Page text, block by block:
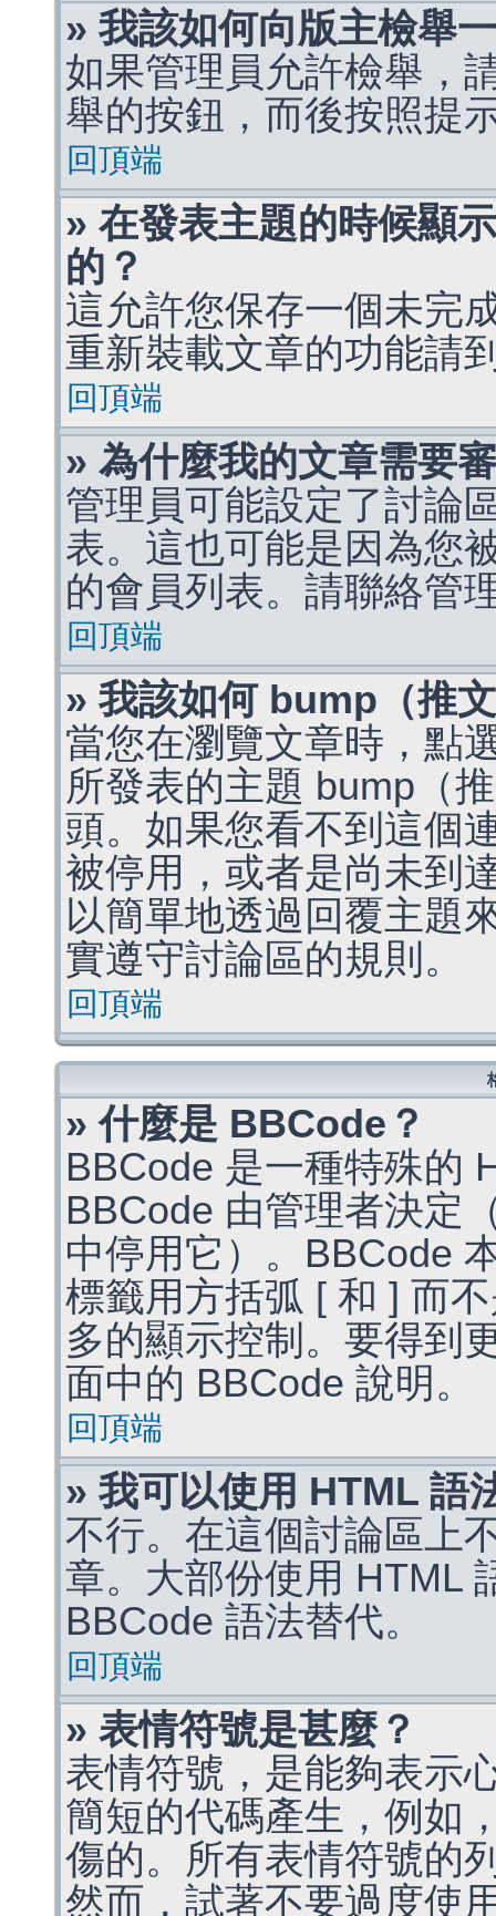
» 我該如何向版主檢舉
如果管理員允許檢舉，
舉的按鈕，而後按照提
回頂端
» 在發表主題的時候顯
的？
這允許您保存一個未完
重新裝載文章的功能請
回頂端
» 為什麼我的文章需要
管理員可能設定了討論
表。這也可能是因為您
的會員列表。請聯絡管
回頂端
» 我該如何 bump（推
當您在瀏覽文章時，點
所發表的主題 bump（
頭。如果您看不到這個
被停用，或者是尚未到
以簡單地透過回覆主題
實遵守討論區的規則。
回頂端
» 什麼是 BBCode？
BBCode 是一種特殊的
BBCode 由管理者決定
中停用它）。BBCode
標籤用方括弧 [ 和 ] 而
多的顯示控制。要得到
面中的 BBCode 說明。
回頂端
» 我可以使用 HTML 語
不行。在這個討論區上
章。大部份使用 HTML
BBCode 語法替代。
回頂端
» 表情符號是甚麼？
表情符號，是能夠表示
簡短的代碼產生，例如
傷的。所有表情符號的
然而，試著不要過度使